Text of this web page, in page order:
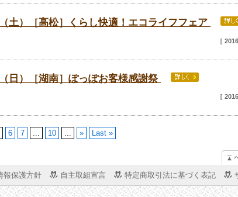
土）［高松］くらし快適！エコライフフェア
［
日）［湖南］ぽっぽお客様感謝祭
［
6 7 ... 10 ... » Last »
報保護方針 自主取組宣言 特定商取引法に基づく表記